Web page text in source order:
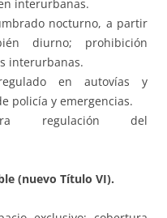
interurbanas.
nocturno, a partir
diurno; prohibición
interurbanas.
en autovías y
policía y emergencias.
regulación del
(nuevo Título VI).